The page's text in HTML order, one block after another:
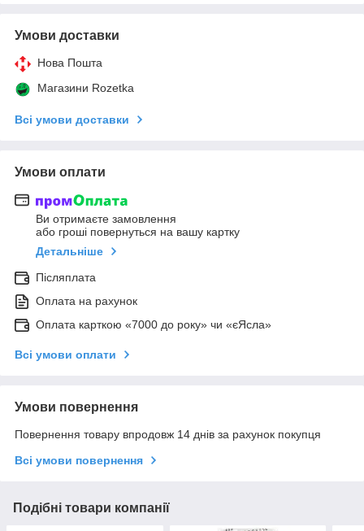
Умови доставки
Нова Пошта
Магазини Rozetka
Всі умови доставки
Умови оплати
Ви отримаєте замовлення
або гроші повернуться на вашу картку
Детальніше
Післяплата
Оплата на рахунок
Оплата карткою «7000 до року» чи «єЯсла»
Всі умови оплати
Умови повернення
Повернення товару впродовж 14 днів за рахунок покупця
Всі умови повернення
Подібні товари компанії